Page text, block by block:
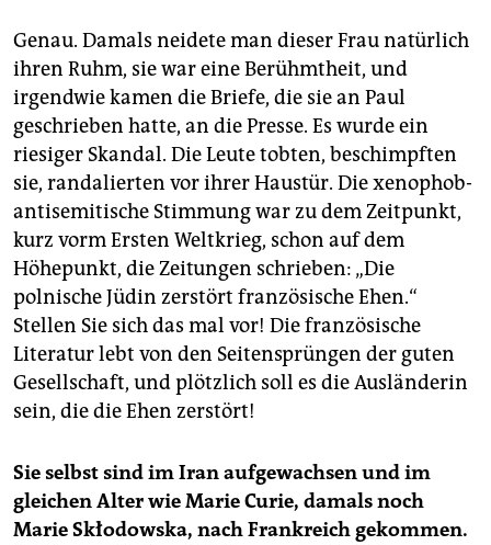
Genau. Damals neidete man dieser Frau natürlich
ihren Ruhm, sie war eine Berühmtheit, und
irgendwie kamen die Briefe, die sie an Paul
geschrieben hatte, an die Presse. Es wurde ein
riesiger Skandal. Die Leute tobten, beschimpften
sie, randalierten vor ihrer Haustür. Die xenophob-
antisemitische Stimmung war zu dem Zeitpunkt,
kurz vorm Ersten Weltkrieg, schon auf dem
Höhepunkt, die Zeitungen schrieben: „Die
polnische Jüdin zerstört französische Ehen.“
Stellen Sie sich das mal vor! Die französische
Literatur lebt von den Seitensprüngen der guten
Gesellschaft, und plötzlich soll es die Ausländerin
sein, die die Ehen zerstört!
Sie selbst sind im Iran aufgewachsen und im
gleichen Alter wie Marie Curie, damals noch
Marie Skłodowska, nach Frankreich gekommen.